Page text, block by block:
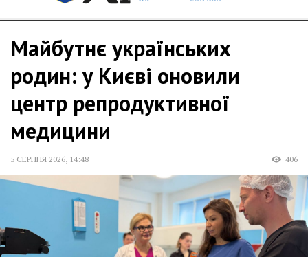
Майбутнє українських
родин: у Києві оновили
центр репродуктивної
медицини
5 СЕРПНЯ 2026, 14:48 406